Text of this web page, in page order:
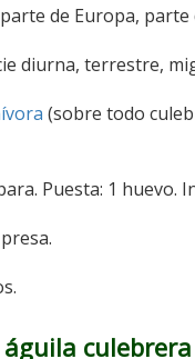
de Europa,
diurna, terrestre,
(sobre todo
Puesta: 1 huevo.
culebrera